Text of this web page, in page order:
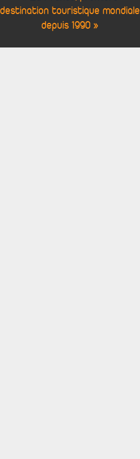
destination touristique mondiale
depuis 1990 »